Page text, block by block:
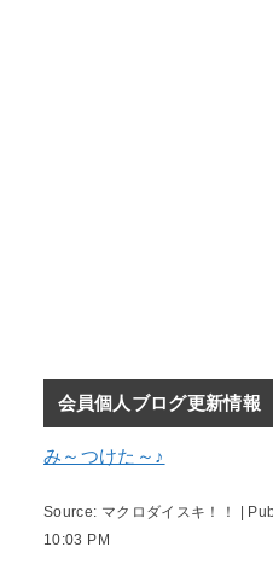
会員個人ブログ更新情報
み～つけた～♪
Source: マクロダイスキ！！
10:03 PM